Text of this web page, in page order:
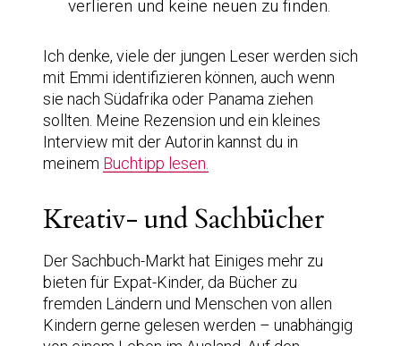
verlieren und keine neuen zu finden.
Ich denke, viele der jungen Leser werden sich
mit Emmi identifizieren können, auch wenn
sie nach Südafrika oder Panama ziehen
sollten. Meine Rezension und ein kleines
Interview mit der Autorin kannst du in
meinem Buchtipp lesen.
Kreativ- und Sachbücher
Der Sachbuch-Markt hat Einiges mehr zu
bieten für Expat-Kinder, da Bücher zu
fremden Ländern und Menschen von allen
Kindern gerne gelesen werden – unabhängig